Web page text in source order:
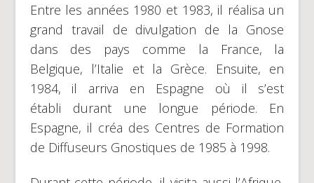
Entre les années 1980 et 1983, il réalisa un
grand travail de divulgation de la Gnose
dans des pays comme la France, la
Belgique, l’Italie et la Grèce. Ensuite, en
1984, il arriva en Espagne où il s’est
établi durant une longue période. En
Espagne, il créa des Centres de Formation
de Diffuseurs Gnostiques de 1985 à 1998.